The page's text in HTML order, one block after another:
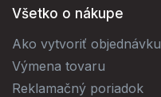
Všetko o nákupe
Ako vytvoriť objednávku
Výmena tovaru
Reklamačný poriadok